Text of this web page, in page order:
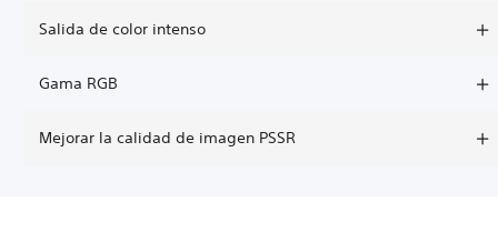
Salida de color intenso
Gama RGB
Mejorar la calidad de imagen PSSR